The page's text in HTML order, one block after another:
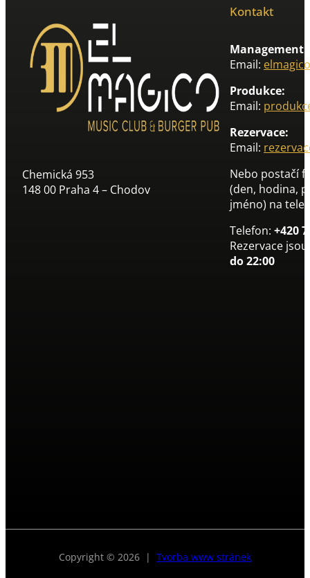
Chemická 953
148 00 Praha 4 – Chodov
Kontakt
Management:
Email:
Produkce:
Email:
Rezervace:
Email:
Nebo postačí
(den, hodina,
jméno) na
Telefon: +420
Rezervace
do 22:00
Copyright © 2026 | Tvorba www stránek